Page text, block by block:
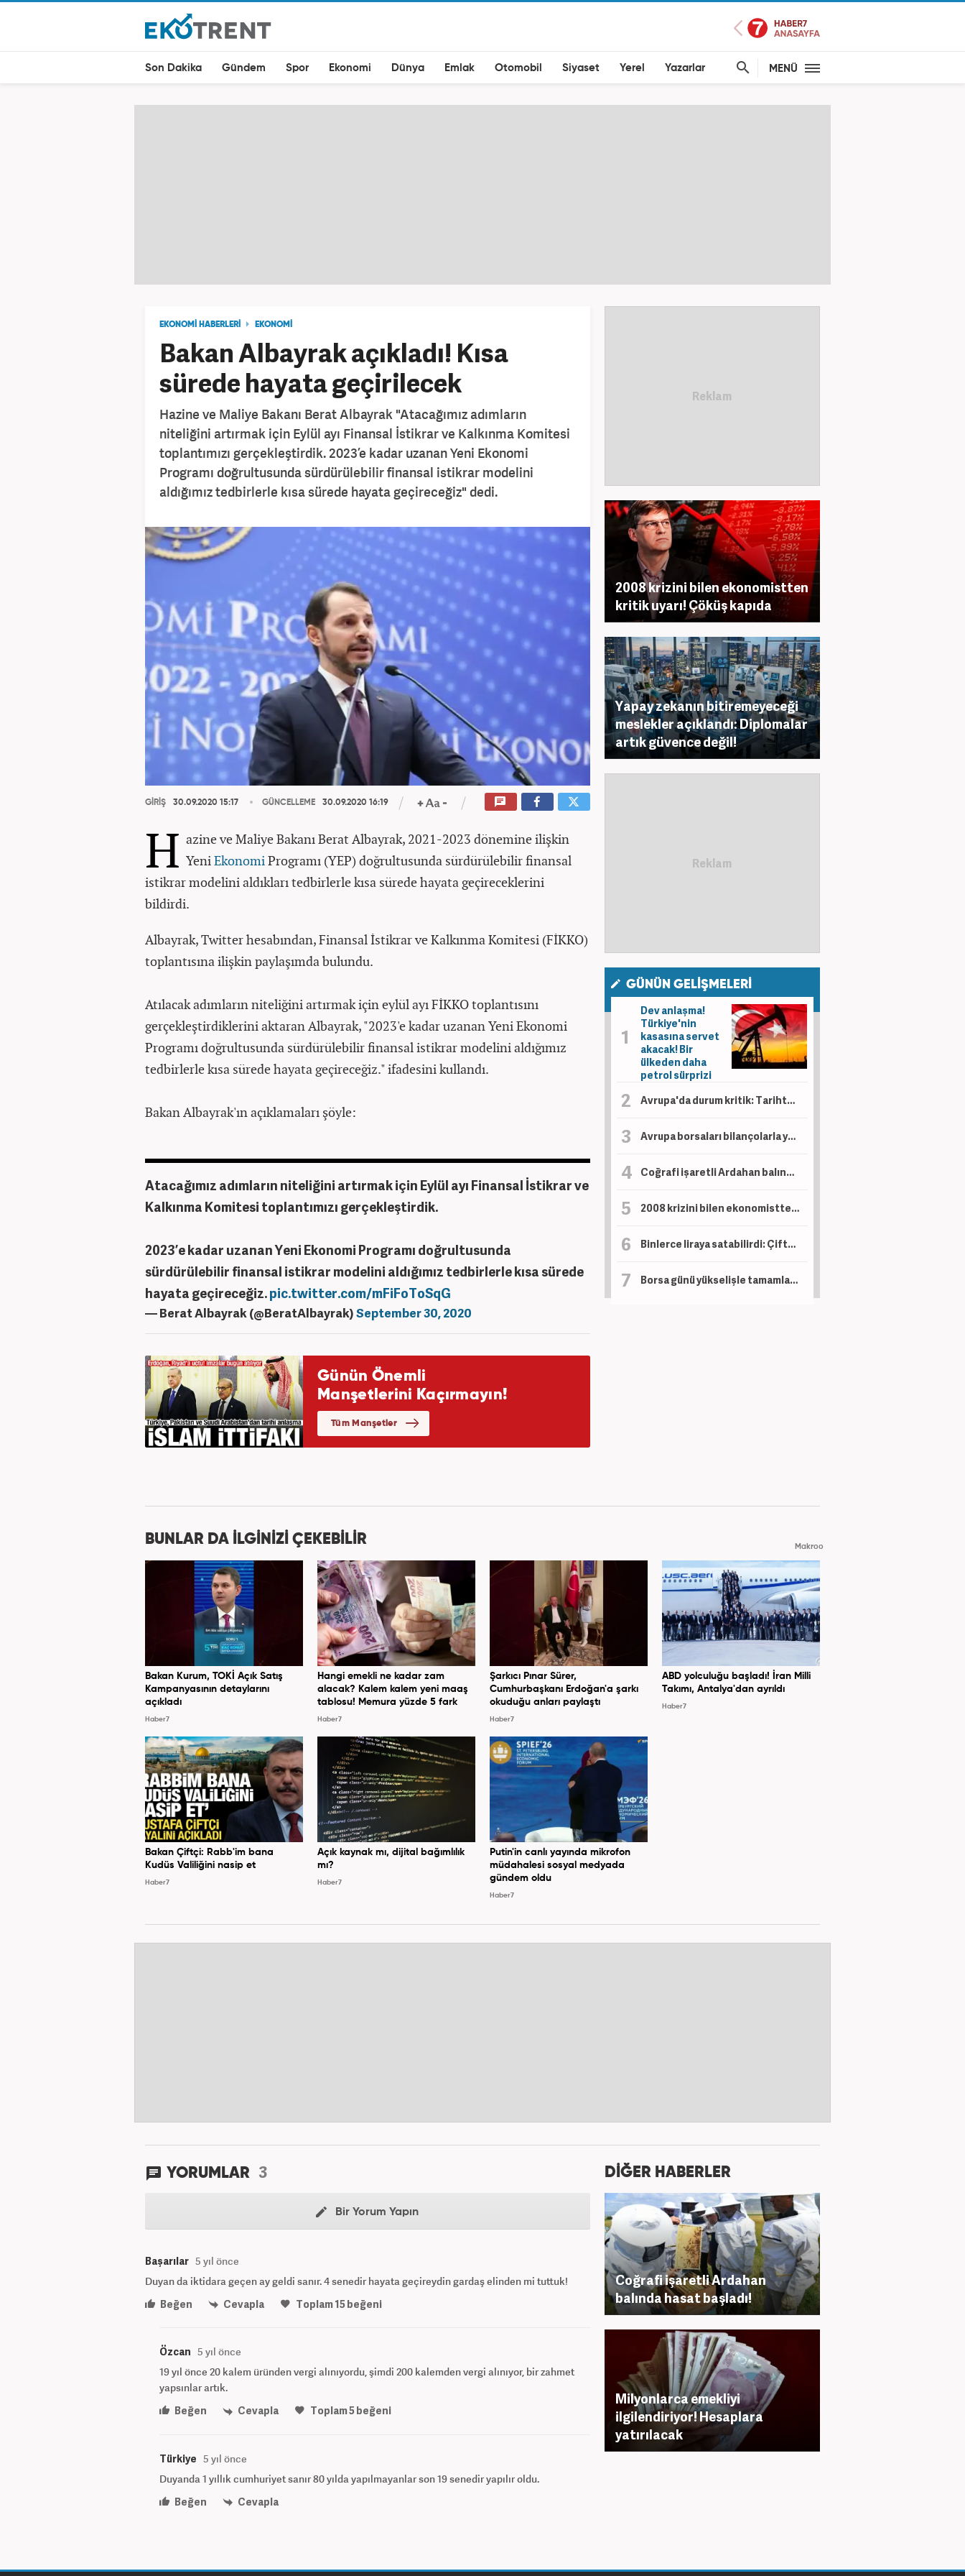
Son Dakika Gündem Spor Ekonomi Dünya Emlak Otomobil Siyaset Yerel Yazarlar MENÜ
EKONOMİ HABERLERİ EKONOMİ
Bakan Albayrak açıkladı! Kısa
sürede hayata geçirilecek
Hazine ve Maliye Bakanı Berat Albayrak "Atacağımız adımların
niteliğini artırmak için Eylül ayı Finansal İstikrar ve Kalkınma Komitesi
toplantımızı gerçekleştirdik. 2023’e kadar uzanan Yeni Ekonomi
Programı doğrultusunda sürdürülebilir finansal istikrar modelini
aldığımız tedbirlerle kısa sürede hayata geçireceğiz" dedi.
GİRİŞ 30.09.2020 15:17 GÜNCELLEME 30.09.2020 16:19
H azine ve Maliye Bakanı Berat Albayrak, 2021-2023 dönemine ilişkin
YeniEkonomiProgramı (YEP) doğrultusunda sürdürülebilir finansal
istikrar modelini aldıkları tedbirlerle kısa sürede hayata geçireceklerini
bildirdi.
Albayrak, Twitter hesabından, Finansal İstikrar ve Kalkınma Komitesi (FİKKO)
toplantısına ilişkin paylaşımda bulundu.
Atılacak adımların niteliğini artırmak için eylül ayı FİKKO toplantısını
gerçekleştirdiklerini aktaran Albayrak, "2023'e kadar uzanan Yeni Ekonomi
Programı doğrultusunda sürdürülebilir finansal istikrar modelini aldığımız
tedbirlerle kısa sürede hayata geçireceğiz." ifadesini kullandı.
Bakan Albayrak'ın açıklamaları şöyle:
Atacağımız adımların niteliğini artırmak için Eylül ayı Finansal İstikrar ve
Kalkınma Komitesi toplantımızı gerçekleştirdik.
2023’e kadar uzanan Yeni Ekonomi Programı doğrultusunda
sürdürülebilir finansal istikrar modelini aldığımız tedbirlerle kısa sürede
hayata geçireceğiz.pic.twitter.com/mFiFoToSqG
— Berat Albayrak (@BeratAlbayrak)September 30, 2020
2008 krizini bilen ekonomistten
kritik uyarı! Çöküş kapıda
Yapay zekanın bitiremeyeceği
meslekler açıklandı: Diplomalar
artık güvence değil!
GÜNÜN GELİŞMELERİ
Dev anlaşma!
Türkiye'nin
kasasına servet
akacak! Bir
ülkeden daha
petrol sürprizi
Avrupa'da durum kritik: Tarihte böylesi görülmedi
Avrupa borsaları bilançolarla yükseldi! İngiltere negatif ayrıştı
Coğrafi işaretli Ardahan balında hasat başladı!
2008 krizini bilen ekonomistten kritik uyarı! Çöküş kapıda
Binlerce liraya satabilirdi: Çiftçi ürünlerini ücretsiz dağıttı!
Borsa günü yükselişle tamamladı! En çok kazandıran belli oldu
BUNLAR DA İLGİNİZİ ÇEKEBİLİR Makroo
Bakan Kurum, TOKİ Açık Satış
Kampanyasının detaylarını
açıkladı
Haber7
Hangi emekli ne kadar zam
alacak? Kalem kalem yeni maaş
tablosu! Memura yüzde 5 fark
Haber7
Şarkıcı Pınar Sürer,
Cumhurbaşkanı Erdoğan'a şarkı
okuduğu anları paylaştı
Haber7
ABD yolculuğu başladı! İran Milli
Takımı, Antalya'dan ayrıldı
Haber7
Bakan Çiftçi: Rabb'im bana
Kudüs Valiliğini nasip et
Haber7
Açık kaynak mı, dijital bağımlılık
mı?
Haber7
Putin'in canlı yayında mikrofon
müdahalesi sosyal medyada
gündem oldu
Haber7
YORUMLAR 3
Bir Yorum Yapın
Başarılar 5 yıl önce
Duyan da iktidara geçen ay geldi sanır. 4 senedir hayata geçireydin gardaş elinden mi tuttuk!
Beğen
Cevapla Toplam15beğeni
Özcan 5 yıl önce
19 yıl önce 20 kalem üründen vergi alınıyordu, şimdi 200 kalemden vergi alınıyor, bir zahmet
yapsınlar artık.
Beğen
Cevapla Toplam5beğeni
Türkiye 5 yıl önce
Duyanda 1 yıllık cumhuriyet sanır 80 yılda yapılmayanlar son 19 senedir yapılır oldu.
Beğen
Cevapla
DİĞER HABERLER
Coğrafi işaretli Ardahan
balında hasat başladı!
Milyonlarca emekliyi
ilgilendiriyor! Hesaplara
yatırılacak